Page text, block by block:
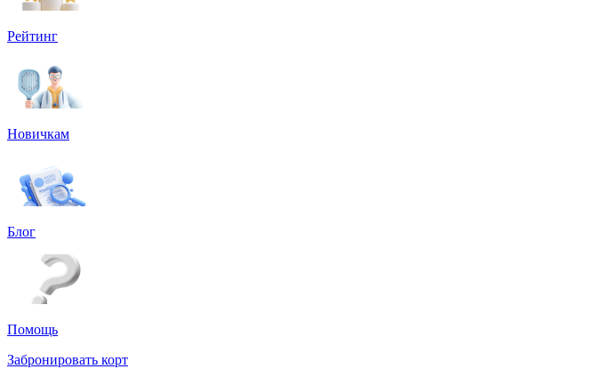
Рейтинг
Новичкам
Блог
Помощь
Забронировать корт